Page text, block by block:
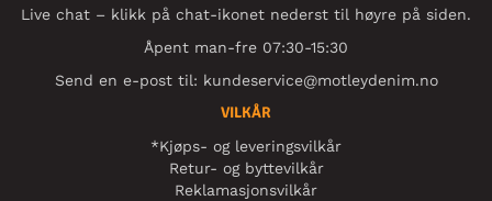
Live chat – klikk på chat-ikonet nederst til høyre på siden.
Åpent man-fre 07:30-15:30
Send en e-post til: kundeservice@motleydenim.no
VILKÅR
*Kjøps- og leveringsvilkår
Retur- og byttevilkår
Reklamasjonsvilkår